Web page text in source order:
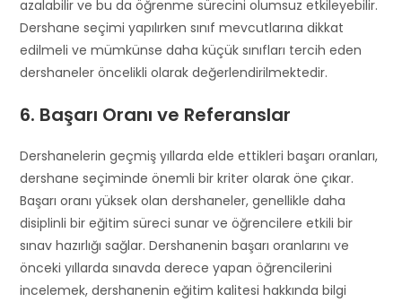
azalabilir ve bu da öğrenme sürecini olumsuz etkileyebilir.
Dershane seçimi yapılırken sınıf mevcutlarına dikkat
edilmeli ve mümkünse daha küçük sınıfları tercih eden
dershaneler öncelikli olarak değerlendirilmektedir.
6. Başarı Oranı ve Referanslar
Dershanelerin geçmiş yıllarda elde ettikleri başarı oranları,
dershane seçiminde önemli bir kriter olarak öne çıkar.
Başarı oranı yüksek olan dershaneler, genellikle daha
disiplinli bir eğitim süreci sunar ve öğrencilere etkili bir
sınav hazırlığı sağlar. Dershanenin başarı oranlarını ve
önceki yıllarda sınavda derece yapan öğrencilerini
incelemek, dershanenin eğitim kalitesi hakkında bilgi